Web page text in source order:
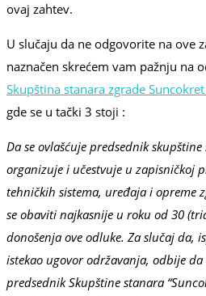
ovaj zahtev.
U slučaju da ne odgovorite na ove
naznačen skrećem vam pažnju na
Skupština stanara zgrade
gde se u tački 3 stoji :
Da se ovlašćuje predsednik
organizuje i učestvuje u zapisničkoj
tehničkih sistema, uređaja i opreme
se obaviti najkasnije u roku od 30
donošenja ove odluke. Za slučaj da,
istekao ugovor održavanja, odbije
predsednik Skupštine stanara